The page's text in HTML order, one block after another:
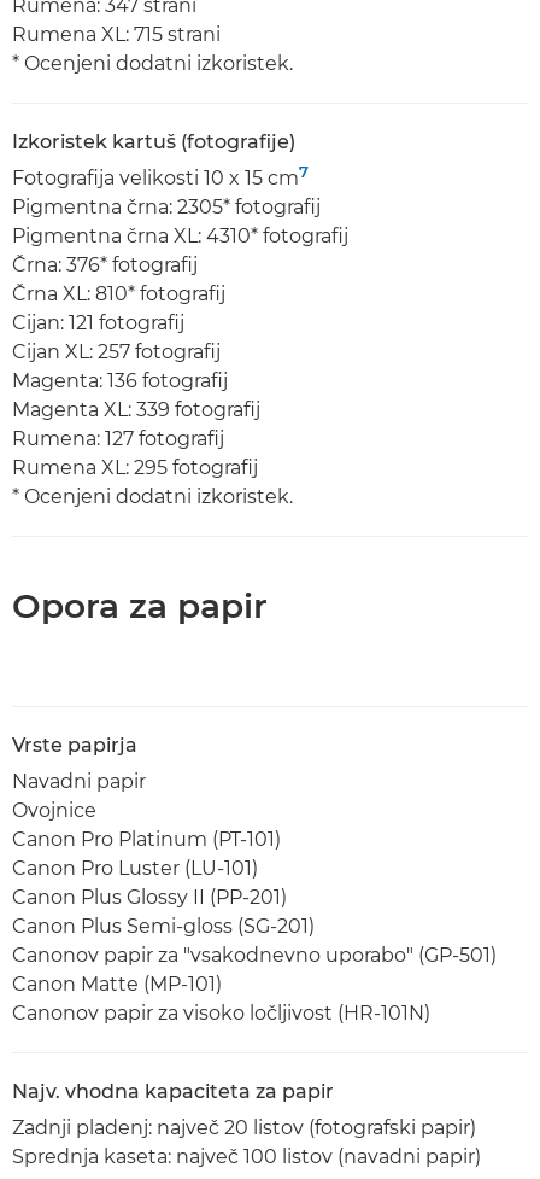
Rumena: 347 strani
Rumena XL: 715 strani
* Ocenjeni dodatni izkoristek.
Izkoristek kartuš (fotografije)
Fotografija velikosti 10 x 15 cm7
Pigmentna črna: 2305* fotografij
Pigmentna črna XL: 4310* fotografij
Črna: 376* fotografij
Črna XL: 810* fotografij
Cijan: 121 fotografij
Cijan XL: 257 fotografij
Magenta: 136 fotografij
Magenta XL: 339 fotografij
Rumena: 127 fotografij
Rumena XL: 295 fotografij
* Ocenjeni dodatni izkoristek.
Opora za papir
Vrste papirja
Navadni papir
Ovojnice
Canon Pro Platinum (PT-101)
Canon Pro Luster (LU-101)
Canon Plus Glossy II (PP-201)
Canon Plus Semi-gloss (SG-201)
Canonov papir za "vsakodnevno uporabo" (GP-501)
Canon Matte (MP-101)
Canonov papir za visoko ločljivost (HR-101N)
Najv. vhodna kapaciteta za papir
Zadnji pladenj: največ 20 listov (fotografski papir)
Sprednja kaseta: največ 100 listov (navadni papir)